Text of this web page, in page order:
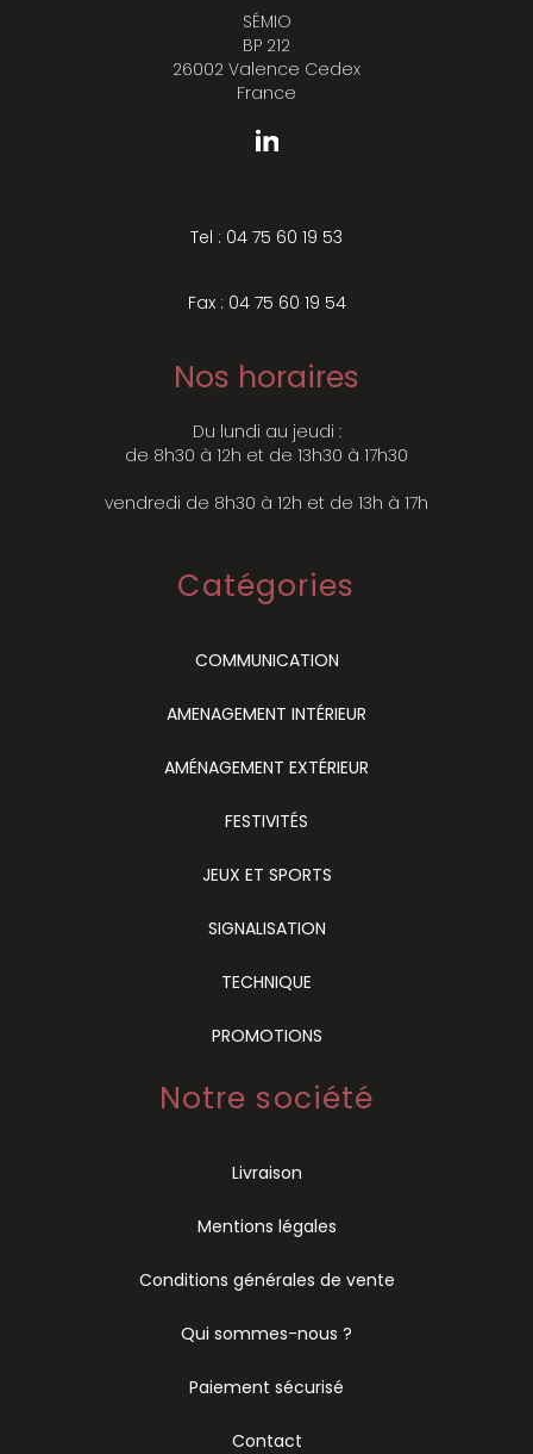
SÉMIO
BP 212
26002 Valence Cedex
France
Tel : 04 75 60 19 53
Fax : 04 75 60 19 54
Nos horaires
Du lundi au jeudi :
de 8h30 à 12h et de 13h30 à 17h30
vendredi de 8h30 à 12h et de 13h à 17h
Catégories
COMMUNICATION
AMENAGEMENT INTÉRIEUR
AMÉNAGEMENT EXTÉRIEUR
FESTIVITÉS
JEUX ET SPORTS
SIGNALISATION
TECHNIQUE
PROMOTIONS
Notre société
Livraison
Mentions légales
Conditions générales de vente
Qui sommes-nous ?
Paiement sécurisé
Contact